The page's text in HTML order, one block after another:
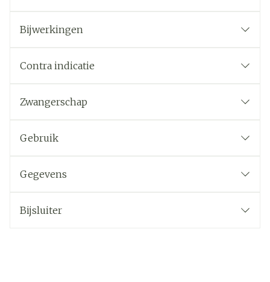
Bijwerkingen
Contra indicatie
Zwangerschap
Gebruik
Gegevens
Bijsluiter